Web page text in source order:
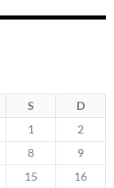
S
D
1
2
8
9
15
16